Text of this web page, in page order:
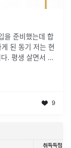
을 준비했는데 합
. 평생 살면서 이
9